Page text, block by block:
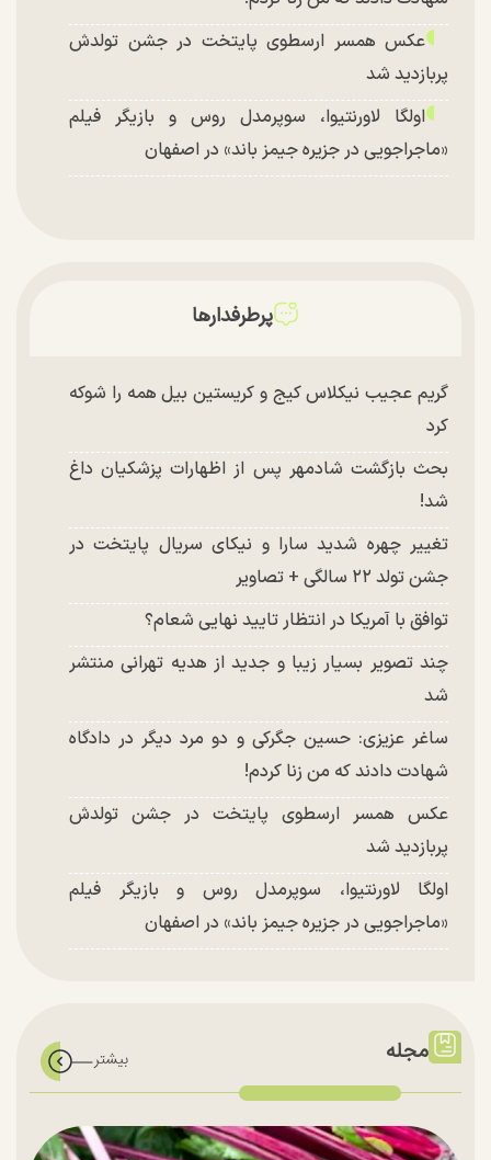
عکس همسر ارسطوی پایتخت در جشن تولدش
پربازدید شد
اولگا لاورنتیوا، سوپرمدل روس و بازیگر فیلم
«ماجراجویی در جزیره جیمز باند» در اصفهان
پرطرفدارها
گریم عجیب نیکلاس کیج و کریستین بیل همه را شوکه
کرد
بحث بازگشت شادمهر پس از اظهارات پزشکیان داغ
شد!
تغییر چهره شدید سارا و نیکای سریال پایتخت در
جشن تولد ۲۲ سالگی + تصاویر
توافق با آمریکا در انتظار تایید نهایی شعام؟
چند تصویر بسیار زیبا و جدید از هدیه تهرانی منتشر
شد
ساغر عزیزی: حسین جگرکی و دو مرد دیگر در دادگاه
شهادت دادند که من زنا کردم!
عکس همسر ارسطوی پایتخت در جشن تولدش
پربازدید شد
اولگا لاورنتیوا، سوپرمدل روس و بازیگر فیلم
«ماجراجویی در جزیره جیمز باند» در اصفهان
مجله